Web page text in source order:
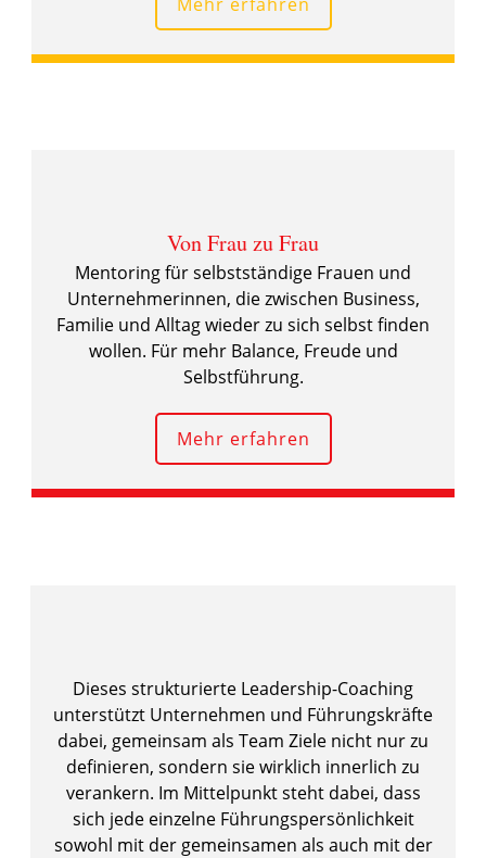
Von Frau zu Frau
Mentoring für selbstständige Frauen und
Unternehmerinnen, die zwischen Business,
Familie und Alltag wieder zu sich selbst finden
wollen. Für mehr Balance, Freude und
Selbstführung.
Mehr erfahren
Dieses strukturierte Leadership-Coaching
unterstützt Unternehmen und Führungskräfte
dabei, gemeinsam als Team Ziele nicht nur zu
definieren, sondern sie wirklich innerlich zu
verankern. Im Mittelpunkt steht dabei, dass
sich jede einzelne Führungspersönlichkeit
sowohl mit der gemeinsamen als auch mit der